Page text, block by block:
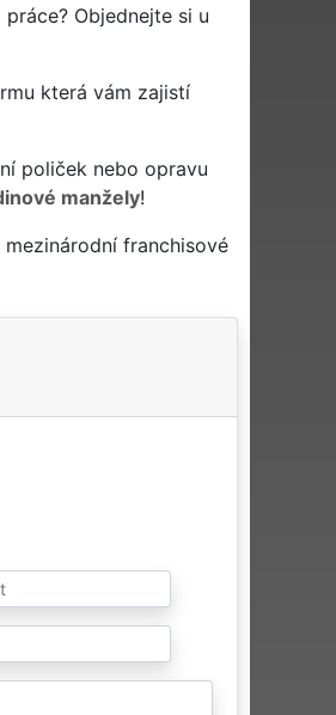
Objednejte si u
která vám zajistí
poliček nebo opravu
manžely!
franchisové